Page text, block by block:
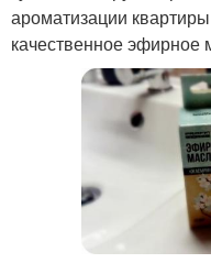
ароматизации
качественное эфирное